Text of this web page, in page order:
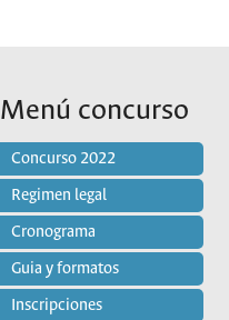
Menú concurso
Concurso 2022
Regimen legal
Cronograma
Guia y formatos
Inscripciones